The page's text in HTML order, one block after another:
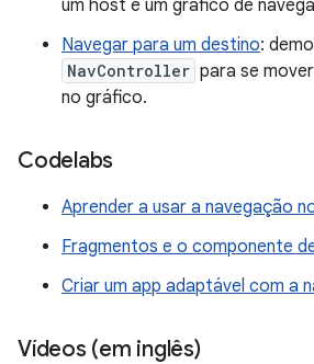
um host e um gráfico de
Navegar para um destino:
NavController para se
no gráfico.
Codelabs
Aprender a usar a navegação
Fragmentos e o componente
Criar um app adaptável com a
Vídeos (em inglês)